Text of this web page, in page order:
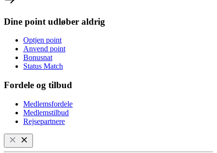
Dine point udløber aldrig
Optjen point
Anvend point
Bonusnat
Status Match
Fordele og tilbud
Medlemsfordele
Medlemstilbud
Rejsepartnere